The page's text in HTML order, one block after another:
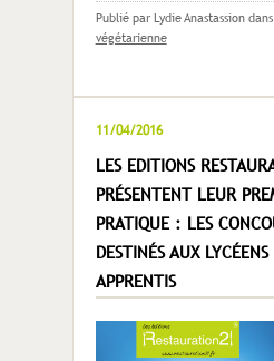
Publié par Lydie Anastassion dans
végétarienne
11/04/2016
LES EDITIONS
PRÉSENTENT LEUR
PRATIQUE : LES
DESTINÉS AUX
APPRENTIS